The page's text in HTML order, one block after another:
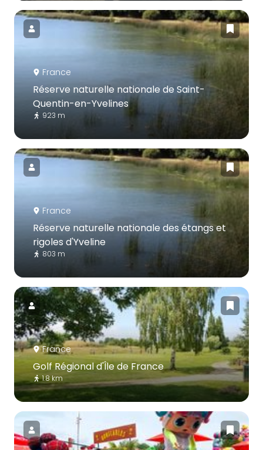
France
Réserve naturelle nationale de Saint-
Quentin-en-Yvelines
923 m
France
Réserve naturelle nationale des étangs et
rigoles d'Yveline
803 m
France
Golf Régional d'Île de France
1.8 km